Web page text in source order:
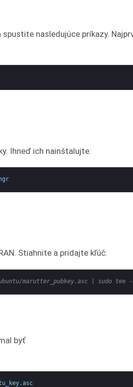
nasledujúce príkazy.
Ihneď ich nainštalujte:
Stiahnite a pridajte kľúč:
marutter_pubkey.asc | sudo tee -
byť
.asc